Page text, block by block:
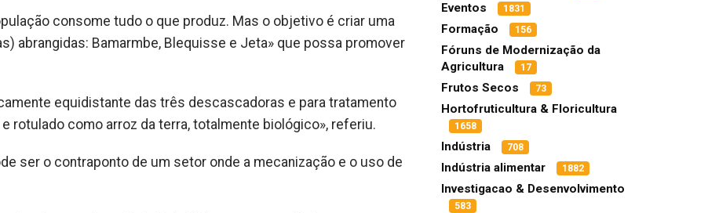
consome tudo o que produz. Mas o objetivo é criar uma
abrangidas: Bamarmbe, Blequisse e Jeta» que possa promover
equidistante das três descascadoras e para tratamento
rotulado como arroz da terra, totalmente biológico», referiu.
ser o contraponto de um setor onde a mecanização e o uso de
Eventos 1831
Formação 156
Fóruns de Modernização da
Agricultura
17
Frutos Secos 73
Hortofruticultura & Floricultura
1658
Indústria 708
Indústria alimentar 1882
Investigacao & Desenvolvimento
583